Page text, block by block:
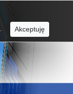
Akceptuję